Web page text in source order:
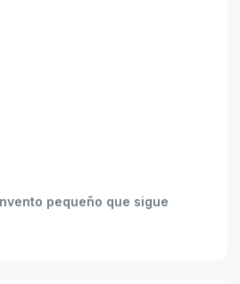
invento pequeño que sigue